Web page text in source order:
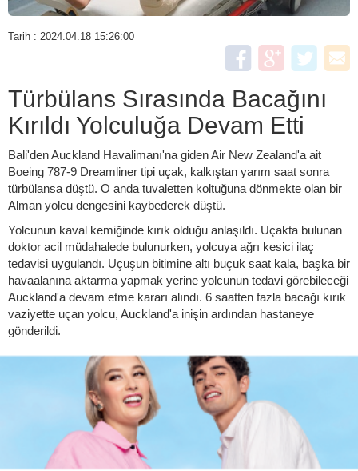
Tarih : 2024.04.18 15:26:00
Türbülans Sırasında Bacağını
Kırıldı Yolculuğa Devam Etti
Bali'den Auckland Havalimanı'na giden Air New Zealand'a ait
Boeing 787-9 Dreamliner tipi uçak, kalkıştan yarım saat sonra
türbülansa düştü. O anda tuvaletten koltuğuna dönmekte olan bir
Alman yolcu dengesini kaybederek düştü.
Yolcunun kaval kemiğinde kırık olduğu anlaşıldı. Uçakta bulunan
doktor acil müdahalede bulunurken, yolcuya ağrı kesici ilaç
tedavisi uygulandı. Uçuşun bitimine altı buçuk saat kala, başka bir
havaalanına aktarma yapmak yerine yolcunun tedavi görebileceği
Auckland'a devam etme kararı alındı. 6 saatten fazla bacağı kırık
vaziyette uçan yolcu, Auckland'a inişin ardından hastaneye
gönderildi.